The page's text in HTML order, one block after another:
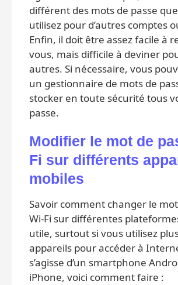
différent des mots de passe
utilisez pour d’autres comptes
Enfin, il doit être assez facile à
vous, mais difficile à deviner
autres. Si nécessaire, vous
un gestionnaire de mots de
stocker en toute sécurité tous
passe.
Modifier le mot de
Fi sur différents
mobiles
Savoir comment changer le
Wi-Fi sur différentes
utile, surtout si vous utilisez
appareils pour accéder à
s’agisse d’un smartphone
iPhone, voici comment faire :